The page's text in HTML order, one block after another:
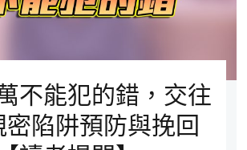
不能犯的錯，交往
密陷阱預防與挽回